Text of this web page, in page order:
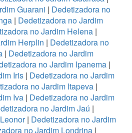
Guarani | Dedetizadora no
| Dedetizadora no Jardim
no Jardim Helena|
Herplin | Dedetizadora no
| Dedetizadora no Jardim
no Jardim Ipanema |
Iris| Dedetizadora no Jardim
no Jardim Itapeva |
Iva| Dedetizadora no Jardim
no Jardim Jaú |
| Dedetizadora no Jardim
no Jardim Londrina |